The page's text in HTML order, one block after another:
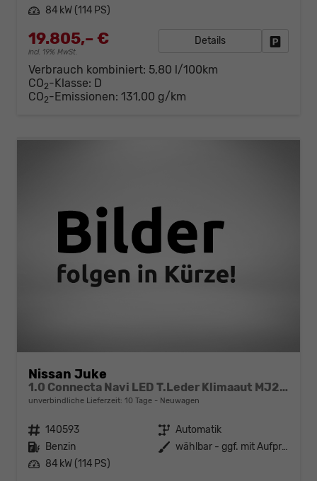
Leistung 84 kW (114 PS)
19.805,– €
incl. 19% MwSt.
Details
Verbrauch kombiniert: 5,80 l/100km
CO2-Klasse: D
CO2-Emissionen: 131,00 g/km
Nissan Juke
1.0 Connecta Navi LED T.Leder Klimaaut MJ25 AT7
unverbindliche Lieferzeit: 10 Tage Neuwagen
Fahrzeugnr. 140593 Getriebe Automatik
Kraftstoff Benzin Außenfarbe
wählbar - ggf. mit Aufpreis
Leistung 84 kW (114 PS)